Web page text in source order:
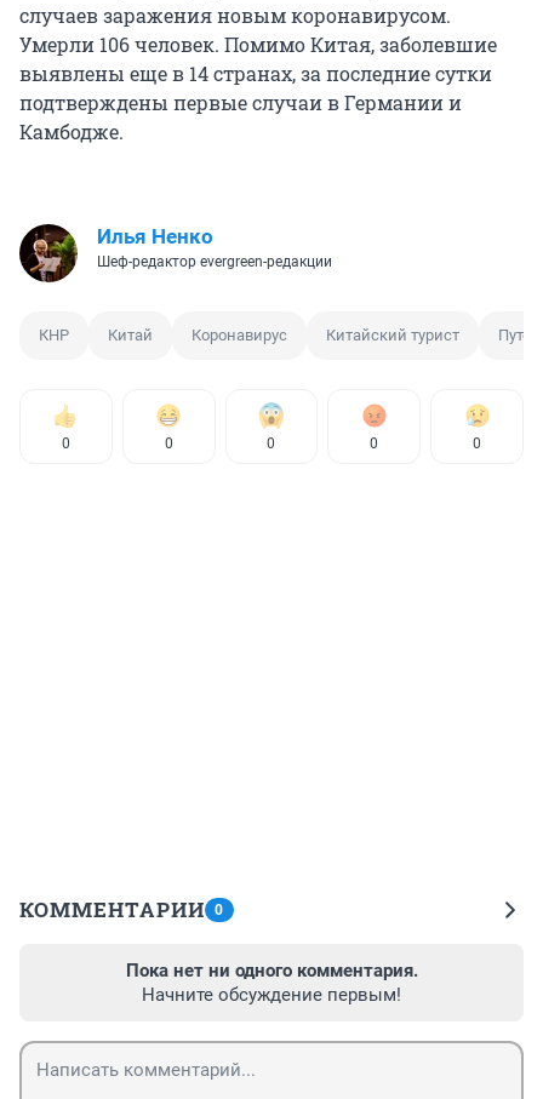
случаев заражения новым коронавирусом.
Умерли 106 человек. Помимо Китая, заболевшие
выявлены еще в 14 странах, за последние сутки
подтверждены первые случаи в Германии и
Камбодже.
Илья Ненко
Шеф-редактор evergreen-редакции
КНР Китай Коронавирус Китайский турист
0 0 0 0 0
КОММЕНТАРИИ 0
Пока нет ни одного комментария.
Начните обсуждение первым!